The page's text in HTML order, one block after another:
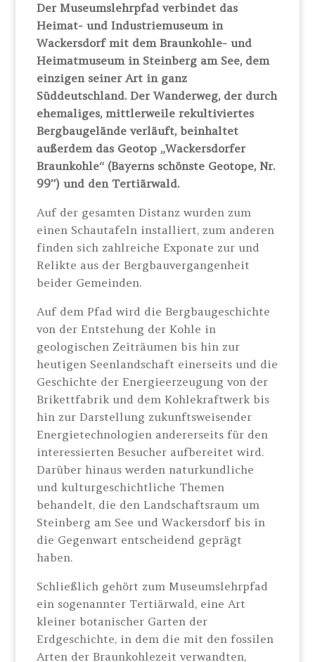
Der Museumslehrpfad verbindet das
Heimat- und Industriemuseum in
Wackersdorf mit dem Braunkohle- und
Heimatmuseum in Steinberg am See, dem
einzigen seiner Art in ganz
Süddeutschland.Der Wanderweg, der durch
ehemaliges, mittlerweile rekultiviertes
Bergbaugelände verläuft, beinhaltet
außerdem das Geotop „Wackersdorfer
Braunkohle“ (Bayerns schönste Geotope, Nr.
99″) und den Tertiärwald.
Auf der gesamten Distanz wurden zum
einen Schautafeln installiert, zum anderen
finden sich zahlreiche Exponate zur und
Relikte aus der Bergbauvergangenheit
beider Gemeinden.
Auf dem Pfad wird die Bergbaugeschichte
von der Entstehung der Kohle in
geologischen Zeiträumen bis hin zur
heutigen Seenlandschaft einerseits und die
Geschichte der Energieerzeugung von der
Brikettfabrik und dem Kohlekraftwerk bis
hin zur Darstellung zukunftsweisender
Energietechnologien andererseits für den
interessierten Besucher aufbereitet wird.
Darüber hinaus werden naturkundliche
und kulturgeschichtliche Themen
behandelt, die den Landschaftsraum um
Steinberg am See und Wackersdorf bis in
die Gegenwart entscheidend geprägt
haben.
Schließlich gehört zum Museumslehrpfad
ein sogenannter Tertiärwald, eine Art
kleiner botanischer Garten der
Erdgeschichte, in dem die mit den fossilen
Arten der Braunkohlezeit verwandten,